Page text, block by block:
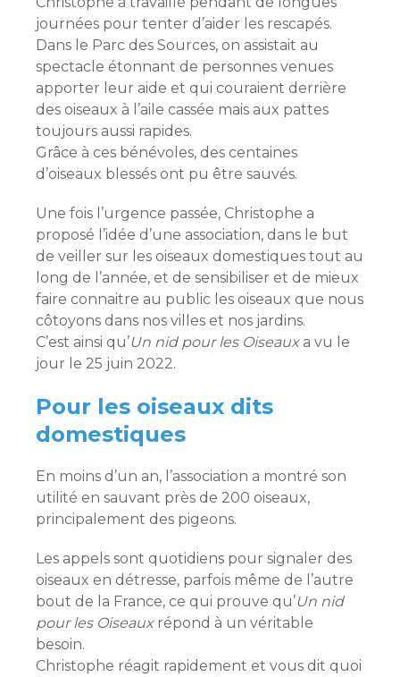
journées pour tenter d’aider les rescapés.
Dans le Parc des Sources, on assistait au
spectacle étonnant de personnes venues
apporter leur aide et qui couraient derrière
des oiseaux à l’aile cassée mais aux pattes
toujours aussi rapides.
Grâce à ces bénévoles, des centaines
d’oiseaux blessés ont pu être sauvés.
Une fois l’urgence passée, Christophe a
proposé l’idée d’une association, dans le but
de veiller sur les oiseaux domestiques tout au
long de l’année, et de sensibiliser et de mieux
faire connaitre au public les oiseaux que nous
côtoyons dans nos villes et nos jardins.
C’est ainsi qu’Un nid pour les Oiseauxa vu le
jour le 25 juin 2022.
Pour les oiseaux dits
domestiques
En moins d’un an, l’association a montré son
utilité en sauvant près de 200 oiseaux,
principalement des pigeons.
Les appels sont quotidiens pour signaler des
oiseaux en détresse, parfois même de l’autre
bout de la France, ce qui prouve qu’Un nid
pour les Oiseauxrépond à un véritable
besoin.
Christophe réagit rapidement et vous dit quoi